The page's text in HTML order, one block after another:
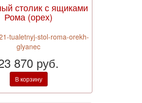
столик с ящиками
Рома (орех)
tualetnyj-stol-roma-orekh-
glyanec
870 руб.
В корзину